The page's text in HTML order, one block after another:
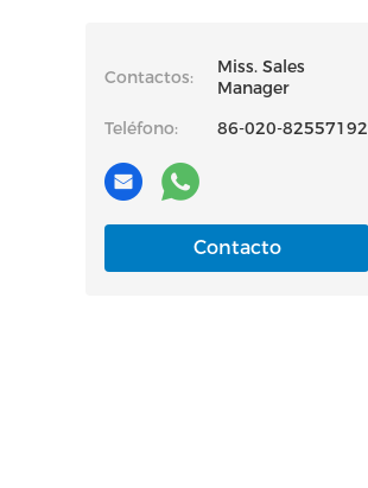
Contactos:
Miss. Sales
Manager
Teléfono:
86-020-82557192
Contacto